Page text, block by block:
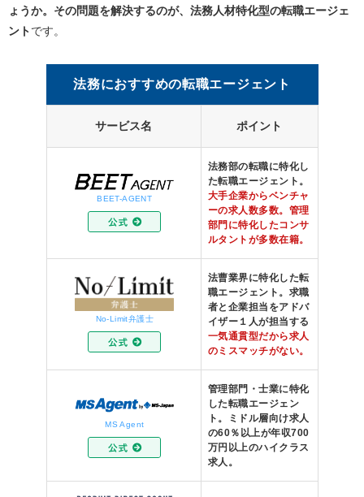
ょうか。その問題を解決するのが、法務人材特化型の転職エージェ
ントです。
法務におすすめの転職エージェント
サービス名 ポイント
BEET-AGENT
法務部の転職に特化し
た転職エージェント。
大手企業からベンチャ
ーの求人数多数。管理
部門に特化したコンサ
ルタントが多数在籍。
No-Limit弁護士
法曹業界に特化した転
職エージェント。求職
者と企業担当をアドバ
イザー１人が担当する
一気通貫型だから求人
のミスマッチがない。
MS Agent
管理部門・士業に特化
した転職エージェン
ト。ミドル層向け求人
の60％以上が年収700
万円以上のハイクラス
求人。